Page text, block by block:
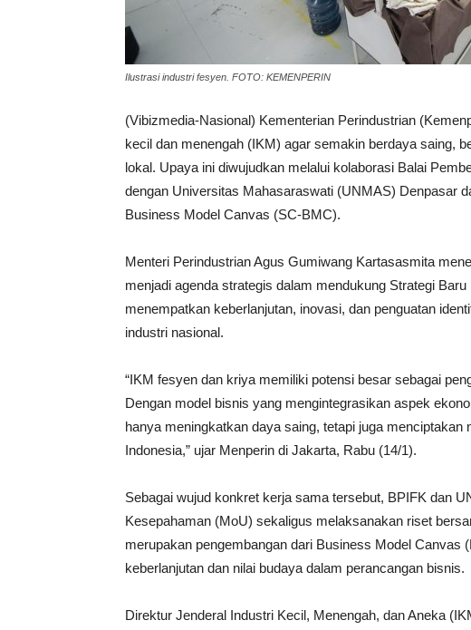
Ilustrasi industri fesyen. FOTO: KEMENPERIN
(Vibizmedia-Nasional) Kementerian Perindustrian
kecil dan menengah (IKM) agar semakin berdaya saing,
lokal. Upaya ini diwujudkan melalui kolaborasi Balai
dengan Universitas Mahasaraswati (UNMAS) Denpasar
Business Model Canvas (SC-BMC).
Menteri Perindustrian Agus Gumiwang Kartasasmita
menjadi agenda strategis dalam mendukung Strategi
menempatkan keberlanjutan, inovasi, dan penguatan
industri nasional.
“IKM fesyen dan kriya memiliki potensi besar sebagai
Dengan model bisnis yang mengintegrasikan aspek
hanya meningkatkan daya saing, tetapi juga
Indonesia,” ujar Menperin di Jakarta, Rabu (14/1).
Sebagai wujud konkret kerja sama tersebut, BPIFK dan
Kesepahaman (MoU) sekaligus melaksanakan riset
merupakan pengembangan dari Business Model Canvas
keberlanjutan dan nilai budaya dalam perancangan bisnis.
Direktur Jenderal Industri Kecil, Menengah, dan Aneka